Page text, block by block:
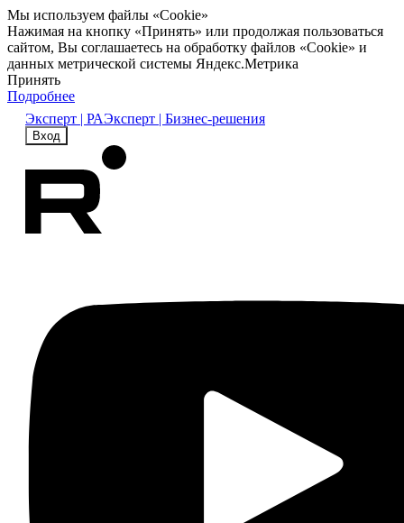
Мы используем файлы «Cookie»
Нажимая на кнопку «Принять» или продолжая пользоваться
сайтом, Вы соглашаетесь на обработку файлов «Cookie» и
данных метрической системы Яндекс.Метрика
Принять
Подробнее
Эксперт | РАЭксперт | Бизнес-решения
Вход